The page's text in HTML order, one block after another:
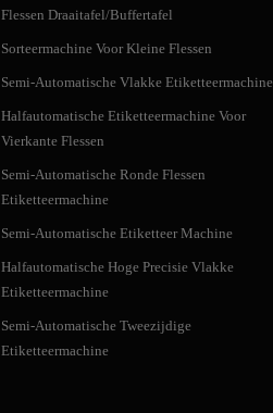
Flessen Draaitafel/Buffertafel
Sorteermachine Voor Kleine Flessen
Semi-Automatische Vlakke Etiketteermachine
Halfautomatische Etiketteermachine Voor
Vierkante Flessen
Semi-Automatische Ronde Flessen
Etiketteermachine
Semi-Automatische Etiketteer Machine
Halfautomatische Hoge Precisie Vlakke
Etiketteermachine
Semi-Automatische Tweezijdige
Etiketteermachine